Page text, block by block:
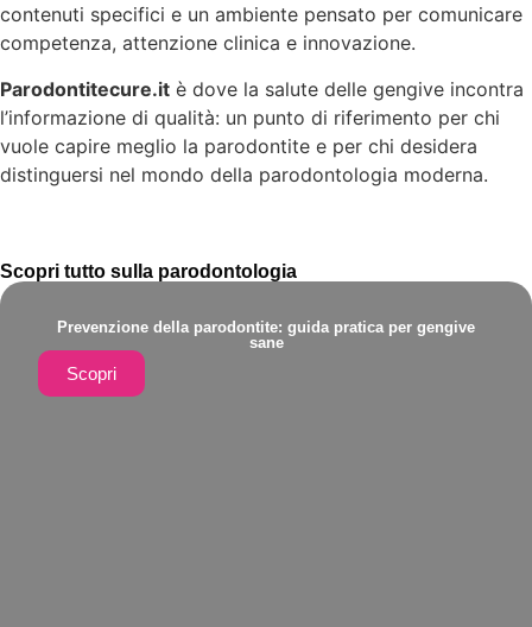
contenuti specifici e un ambiente pensato per comunicare
competenza, attenzione clinica e innovazione.
Parodontitecure.it è dove la salute delle gengive incontra
l’informazione di qualità: un punto di riferimento per chi
vuole capire meglio la parodontite e per chi desidera
distinguersi nel mondo della parodontologia moderna.
Scopri tutto sulla parodontologia
Prevenzione della parodontite: guida pratica per gengive
sane
Scopri